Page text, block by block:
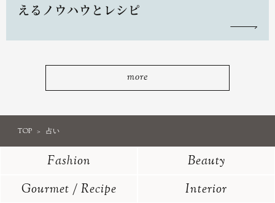
えるノウハウとレシピ
more
TOP 占い
Fashion
Beauty
Gourmet / Recipe
Interior